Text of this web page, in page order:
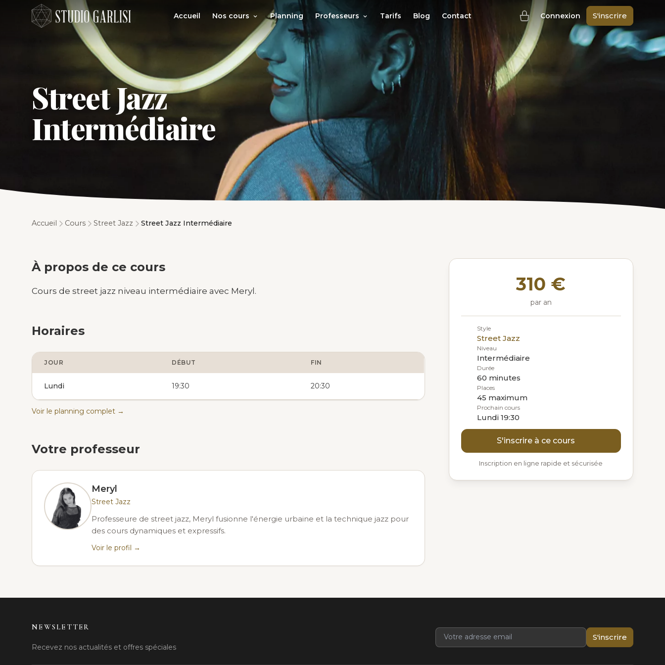
Accueil Nos cours Planning Professeurs Tarifs Blog Contact Connexion S'inscrire
Street Jazz
Intermédiaire
Accueil Cours Street Jazz Street Jazz Intermédiaire
À propos de ce cours
Cours de street jazz niveau intermédiaire avec Meryl.
Horaires
JOUR DÉBUT FIN
Lundi 19:30 20:30
Voir le planning complet →
Votre professeur
Meryl
Street Jazz
Professeure de street jazz, Meryl fusionne l'énergie urbaine et la technique jazz pour
des cours dynamiques et expressifs.
Voir le profil →
310 €
par an
Style
Street Jazz
Niveau
Intermédiaire
Durée
60 minutes
Places
45 maximum
Prochain cours
Lundi 19:30
S'inscrire à ce cours
Inscription en ligne rapide et sécurisée
NEWSLETTER
Recevez nos actualités et offres spéciales
S'inscrire